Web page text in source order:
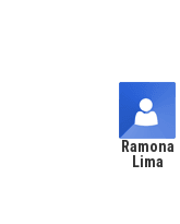
Ramona
Lima